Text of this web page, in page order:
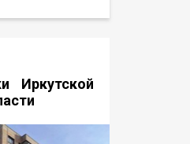
Иркутской